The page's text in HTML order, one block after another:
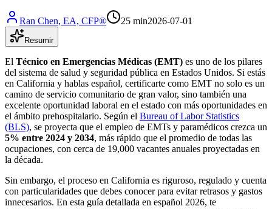
Ran Chen, EA, CFP® 25 min2026-07-01
Resumir
El Técnico en Emergencias Médicas (EMT) es uno de los pilares
del sistema de salud y seguridad pública en Estados Unidos. Si estás
en California y hablas español, certificarte como EMT no solo es un
camino de servicio comunitario de gran valor, sino también una
excelente oportunidad laboral en el estado con más oportunidades en
el ámbito prehospitalario. Según el Bureau of Labor Statistics
(BLS), se proyecta que el empleo de EMTs y paramédicos crezca un
5% entre 2024 y 2034, más rápido que el promedio de todas las
ocupaciones, con cerca de 19,000 vacantes anuales proyectadas en
la década.
Sin embargo, el proceso en California es riguroso, regulado y cuenta
con particularidades que debes conocer para evitar retrasos y gastos
innecesarios. En esta guía detallada en español 2026, te